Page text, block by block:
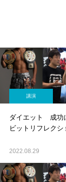
講演
ダイエット 成
ビットリフレクシ
2022.08.29